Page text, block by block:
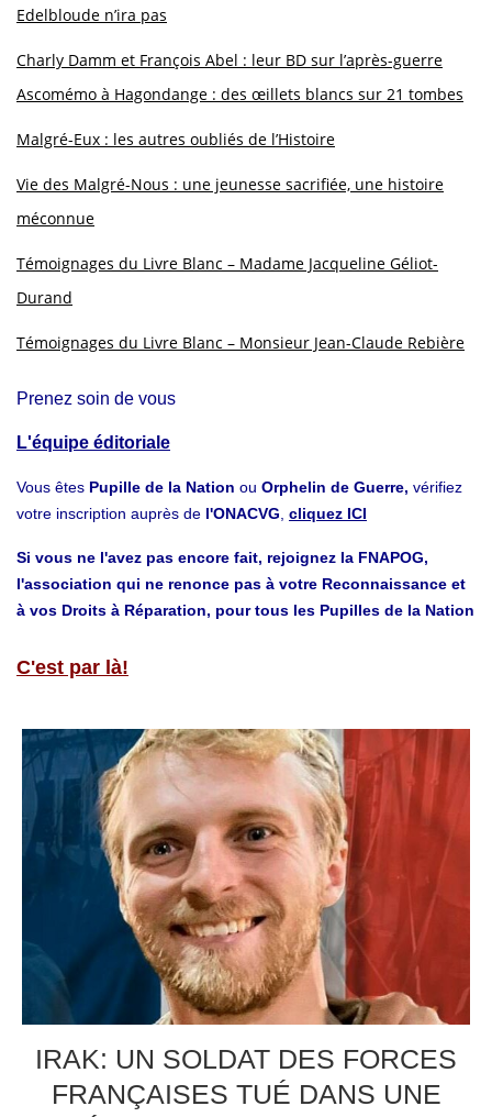
Edelbloude n’ira pas
Charly Damm et François Abel : leur BD sur l’après-guerre
Ascomémo à Hagondange : des œillets blancs sur 21 tombes
Malgré-Eux : les autres oubliés de l’Histoire
Vie des Malgré-Nous : une jeunesse sacrifiée, une histoire
méconnue
Témoignages du Livre Blanc – Madame Jacqueline Géliot-
Durand
Témoignages du Livre Blanc – Monsieur Jean-Claude Rebière
Prenez soin de vous
L'équipe éditoriale
Vous êtes Pupille de la Nation ou Orphelin de Guerre, vérifiez
votre inscription auprès de l'ONACVG cliquez ICI
Si vous ne l'avez pas encore fait, rejoignez la FNAPOG,
l'association qui ne renonce pas à votre Reconnaissance et
à vos Droits à Réparation, pour tous les Pupilles de la Nation
C'est par là!
IRAK: UN SOLDAT DES FORCES
FRANÇAISES TUÉ DANS UNE